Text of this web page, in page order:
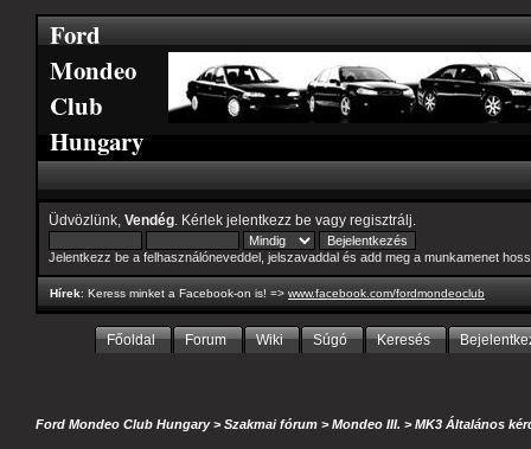
Ford
Mondeo
Club
Hungary
Üdvözlünk, Vendég . Kérlek jelentkezz be vagy regisztrálj
Jelentkezz be a felhasználóneveddel, jelszavaddal és add meg a munkamenet
Hírek: Keress minket a Facebook-on is! => www.facebook.com/fordmondeoclub
Főoldal Forum Wiki Súgó Keresés
Ford Mondeo Club Hungary>Szakmai fórum >Mondeo III. >MK3 Általános